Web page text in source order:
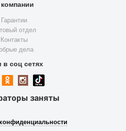
Гарантии
отдел
Контакты
дела
соц сетях
заняты